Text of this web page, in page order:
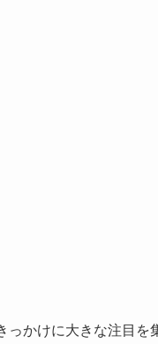
かけに大きな注目を